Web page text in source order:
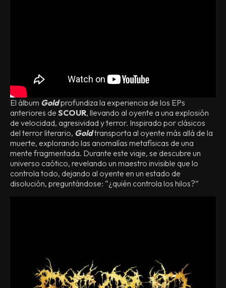
El álbum Goldprofundiza la experiencia de los EPs
anteriores de SCOUR, llevando al oyente a una explosión
de velocidad, agresividad y terror. Inspirado por clásicos
del terror literario, Goldtransporta al oyente más allá de la
muerte, explorando las anomalías metafísicas de una
mente fragmentada. Durante este viaje, se descubre un
universo caótico, revelando un maestro invisible que lo
controla todo, dejando al oyente en un estado de
disolución, preguntándose: “¿quién controla los hilos?”